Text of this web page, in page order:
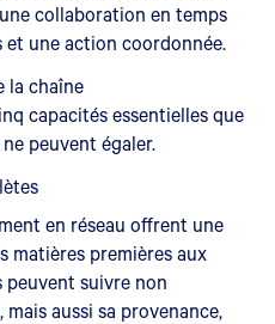
collaboration en temps
et une action coordonnée.
la chaîne
capacités essentielles que
peuvent égaler.
en réseau offrent une
matières premières aux
suivre non
aussi sa provenance,